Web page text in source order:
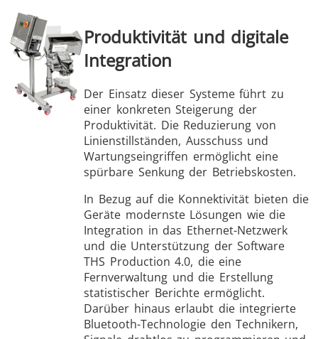
Produktivität und digitale
Integration
Der Einsatz dieser Systeme führt zu
einer konkreten Steigerung der
Produktivität. Die Reduzierung von
Linienstillständen, Ausschuss und
Wartungseingriffen ermöglicht eine
spürbare Senkung der Betriebskosten.
In Bezug auf die Konnektivität bieten die
Geräte modernste Lösungen wie die
Integration in das Ethernet-Netzwerk
und die Unterstützung der Software
THS Production 4.0, die eine
Fernverwaltung und die Erstellung
statistischer Berichte ermöglicht.
Darüber hinaus erlaubt die integrierte
Bluetooth-Technologie den Technikern,